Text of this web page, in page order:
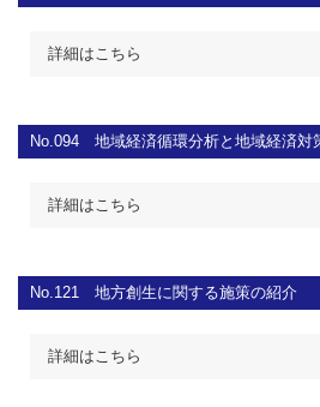
詳細はこちら
No.094 地域経済循環分析と地域経済対
詳細はこちら
No.121 地方創生に関する施策の紹介
詳細はこちら